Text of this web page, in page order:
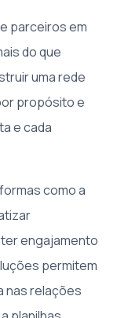
parceiros em
do que
uma rede
propósito e
e cada
como a
engajamento
permitem
nas relações